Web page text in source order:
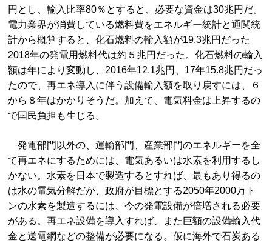
円とし、輸入比率80％とすると、必要な資金は30兆円だ。
電力業界が消費している燃料費をエネルギー統計と通関統
計から概算すると、化石燃料の輸入額が19.3兆円だった
2018年の発電用燃料代は約５兆円だった。化石燃料の輸入
額は年により変動し、2016年12.1兆円、17年15.8兆円だっ
たので、再エネ導入に伴う設備輸入額を取り戻すには、６
から８年はかかりそうだ。加えて、電気料金は上昇するの
で国民負担も生じる。
発電部門以外の、運輸部門、産業部門のエネルギーを全
て再エネにするためには、電気あるいは水素を利用するし
かない。水素を日本で製造するとすれば、最もあり得るの
は水の電気分解だが、政府が目標とする2050年2000万ト
ンの水素を製造するには、今の発電設備が倍増される必要
がある。再エネ設備を導入すれば、また巨額の設備輸入代
金と送電網などの整備が必要になる。仮に海外で石炭ある